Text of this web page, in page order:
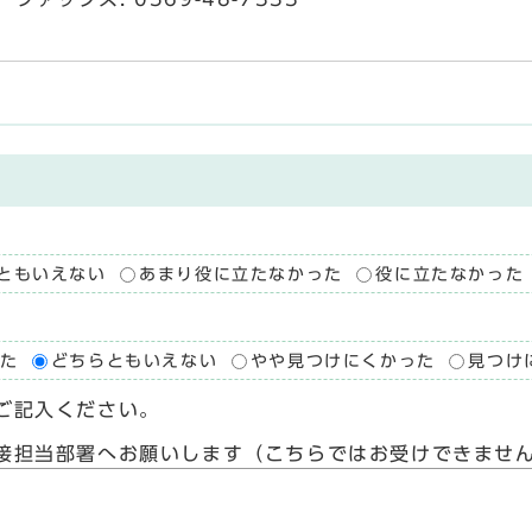
もいえない あまり役に立たなかった 役に立たなかった
どちらともいえない やや見つけにくかった 見つけ
記入ください。
担当部署へお願いします（こちらではお受けできません